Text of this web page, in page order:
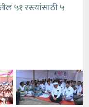
५१ रस्त्यांसाठी ५